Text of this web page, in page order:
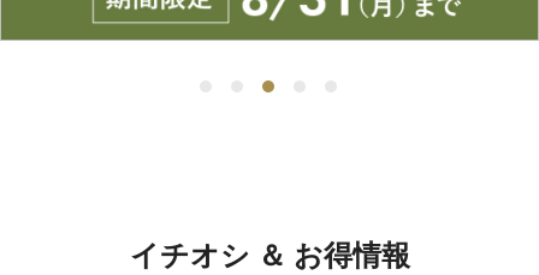
イチオシ ＆ お得情報